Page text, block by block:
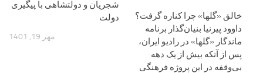
شجریان و دولتشاهی با پیگیری
دولت
مهر 19, 1401
خالق «گلها» چرا کناره گرفت؟
داوود پیرنیا بنیان‌گذار برنامه‌
ماندگار «گلها» در رادیو ایران،
پس از آنکه بیش از یک دهه
بی‌وقفه در این پروژه فرهنگی